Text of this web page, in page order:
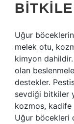
Uğur
melek otu,
kimyon
olan
destekler.
sevdiği bitkiler
kozmos,
Uğur böcekleri